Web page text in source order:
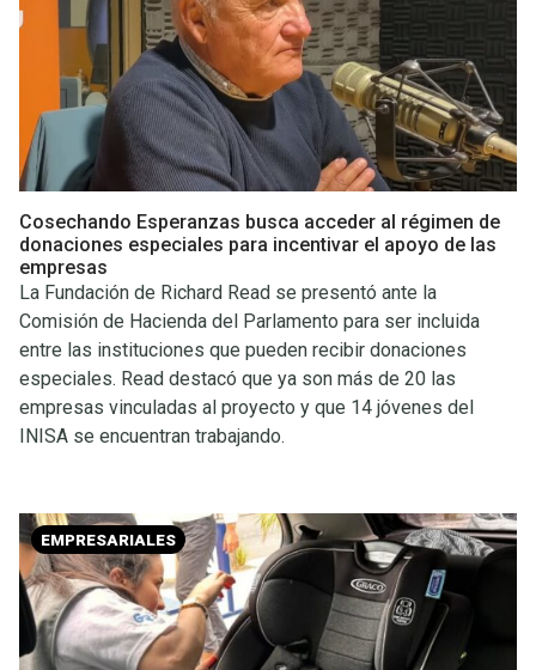
Cosechando Esperanzas busca acceder al régimen de
donaciones especiales para incentivar el apoyo de las
empresas
La Fundación de Richard Read se presentó ante la
Comisión de Hacienda del Parlamento para ser incluida
entre las instituciones que pueden recibir donaciones
especiales. Read destacó que ya son más de 20 las
empresas vinculadas al proyecto y que 14 jóvenes del
INISA se encuentran trabajando.
EMPRESARIALES